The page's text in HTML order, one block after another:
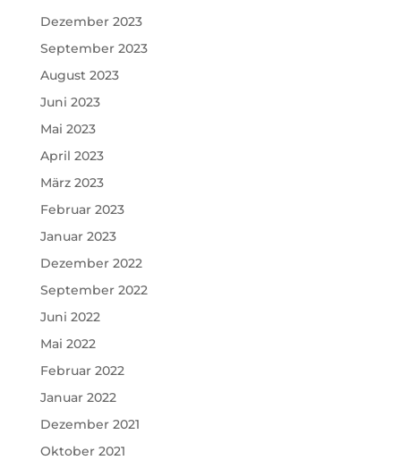
Dezember 2023
September 2023
August 2023
Juni 2023
Mai 2023
April 2023
März 2023
Februar 2023
Januar 2023
Dezember 2022
September 2022
Juni 2022
Mai 2022
Februar 2022
Januar 2022
Dezember 2021
Oktober 2021